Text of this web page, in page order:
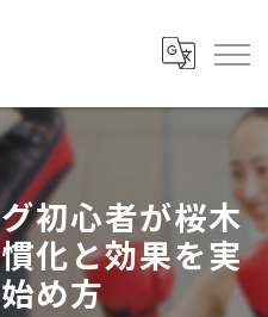
初心者が桜木
化と効果を実
め方